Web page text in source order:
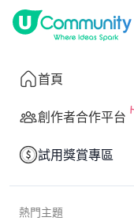
首頁
創作者合作平台
試用獎賞專區
熱門主題